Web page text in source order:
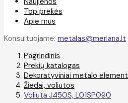
Top prekės
Apie mus
Konsultuojame: metalas@merlana.lt
Pagrindinis
Prekių katalogas
Dekoratyviniai metalo
Žiedai, voliutos
Voliuta J450S, L01SP090